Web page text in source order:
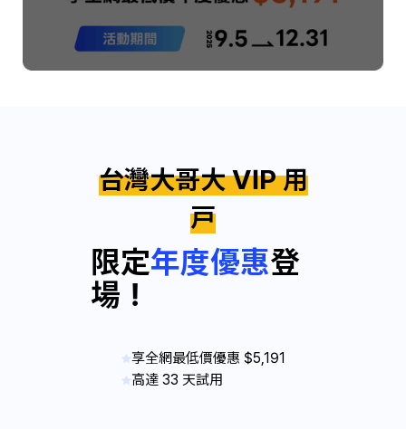
台灣大哥大 VIP 用
戶
限定年度優惠登
場！
享全網最低價優惠 $5,191
高達 33 天試用